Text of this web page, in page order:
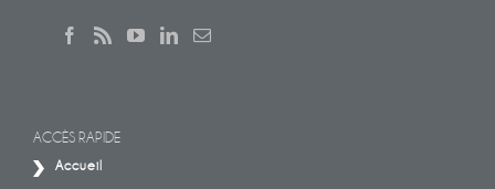
ACCÈS RAPIDE
Accueil